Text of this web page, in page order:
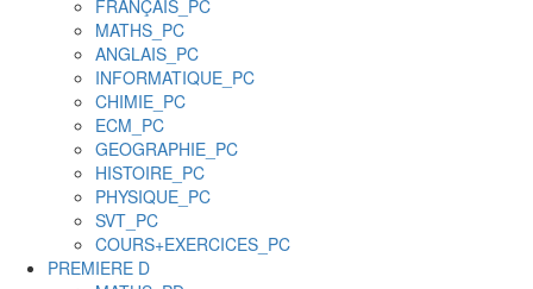
FRANÇAIS_PC
MATHS_PC
ANGLAIS_PC
INFORMATIQUE_PC
CHIMIE_PC
ECM_PC
GEOGRAPHIE_PC
HISTOIRE_PC
PHYSIQUE_PC
SVT_PC
COURS+EXERCICES_PC
PREMIERE D